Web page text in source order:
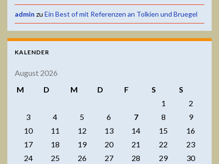
admin zu Ein Best of mit Referenzen an Tolkien und Bruegel
KALENDER
August 2026
M
D M D F S
S
1
2
3
4 5 6 7 8
9
10
11 12 13 14 15
16
17
18 19 20 21 22
23
24
25 26 27 28 29
30